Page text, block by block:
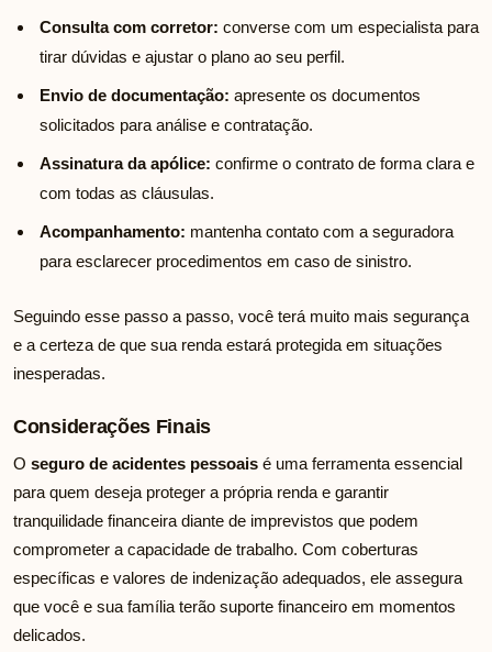
Consulta com corretor: converse com um especialista para
tirar dúvidas e ajustar o plano ao seu perfil.
Envio de documentação: apresente os documentos
solicitados para análise e contratação.
Assinatura da apólice: confirme o contrato de forma clara e
com todas as cláusulas.
Acompanhamento: mantenha contato com a seguradora
para esclarecer procedimentos em caso de sinistro.
Seguindo esse passo a passo, você terá muito mais segurança
e a certeza de que sua renda estará protegida em situações
inesperadas.
Considerações Finais
O seguro de acidentes pessoais é uma ferramenta essencial
para quem deseja proteger a própria renda e garantir
tranquilidade financeira diante de imprevistos que podem
comprometer a capacidade de trabalho. Com coberturas
específicas e valores de indenização adequados, ele assegura
que você e sua família terão suporte financeiro em momentos
delicados.